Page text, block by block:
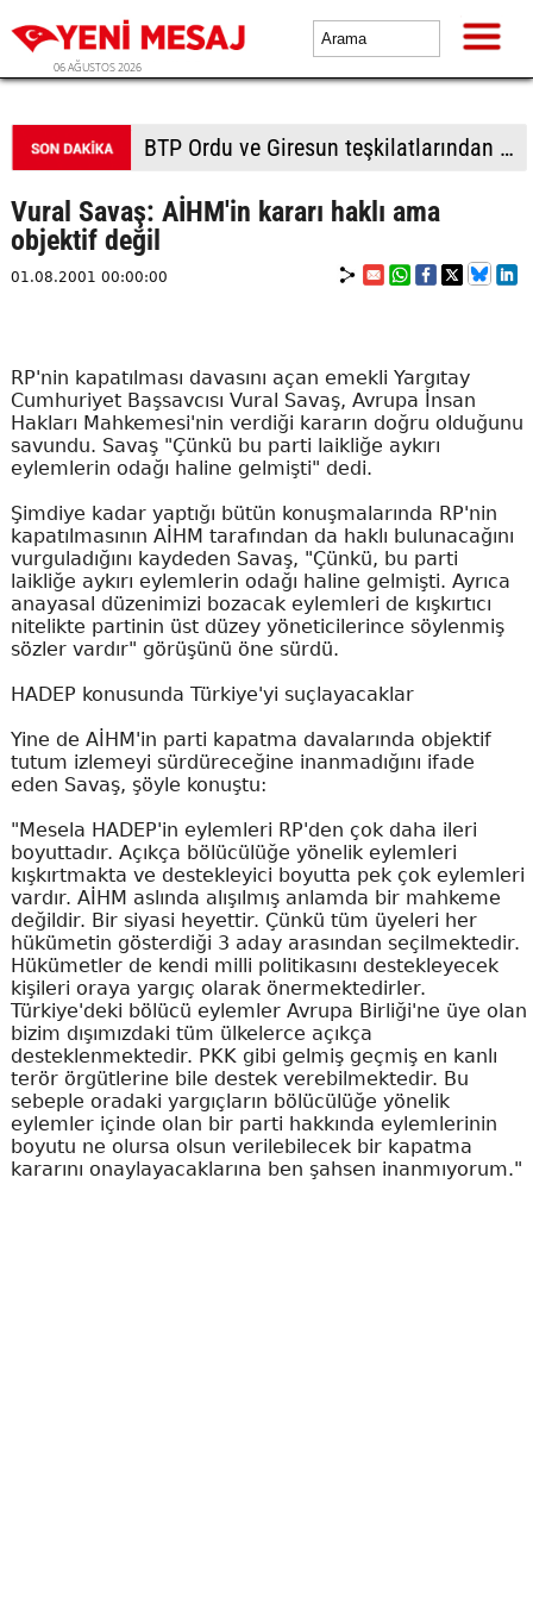
06 AĞUSTOS 2026
AR-GE'ye geçen yıl 253,5 milyar lira harcandı
Vural Savaş: AİHM'in kararı haklı ama
objektif değil
01.08.2001 00:00:00
RP'nin kapatılması davasını açan emekli Yargıtay
Cumhuriyet Başsavcısı Vural Savaş, Avrupa İnsan
Hakları Mahkemesi'nin verdiği kararın doğru olduğunu
savundu. Savaş "Çünkü bu parti laikliğe aykırı
eylemlerin odağı haline gelmişti" dedi.
Şimdiye kadar yaptığı bütün konuşmalarında RP'nin
kapatılmasının AİHM tarafından da haklı bulunacağını
vurguladığını kaydeden Savaş, "Çünkü, bu parti
laikliğe aykırı eylemlerin odağı haline gelmişti. Ayrıca
anayasal düzenimizi bozacak eylemleri de kışkırtıcı
nitelikte partinin üst düzey yöneticilerince söylenmiş
sözler vardır" görüşünü öne sürdü.
HADEP konusunda Türkiye'yi suçlayacaklar
Yine de AİHM'in parti kapatma davalarında objektif
tutum izlemeyi sürdüreceğine inanmadığını ifade
eden Savaş, şöyle konuştu:
"Mesela HADEP'in eylemleri RP'den çok daha ileri
boyuttadır. Açıkça bölücülüğe yönelik eylemleri
kışkırtmakta ve destekleyici boyutta pek çok eylemleri
vardır. AİHM aslında alışılmış anlamda bir mahkeme
değildir. Bir siyasi heyettir. Çünkü tüm üyeleri her
hükümetin gösterdiği 3 aday arasından seçilmektedir.
Hükümetler de kendi milli politikasını destekleyecek
kişileri oraya yargıç olarak önermektedirler.
Türkiye'deki bölücü eylemler Avrupa Birliği'ne üye olan
bizim dışımızdaki tüm ülkelerce açıkça
desteklenmektedir. PKK gibi gelmiş geçmiş en kanlı
terör örgütlerine bile destek verebilmektedir. Bu
sebeple oradaki yargıçların bölücülüğe yönelik
eylemler içinde olan bir parti hakkında eylemlerinin
boyutu ne olursa olsun verilebilecek bir kapatma
kararını onaylayacaklarına ben şahsen inanmıyorum."